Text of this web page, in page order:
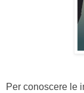
Per conoscere le